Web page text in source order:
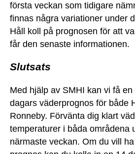
första veckan som tidigare
finnas några variationer under
Håll koll på prognosen för att
får den senaste informationen.
Slutsats
Med hjälp av SMHI kan vi få
dagars väderprognos för både
Ronneby. Förvänta dig klart
temperaturer i båda områdena
närmaste veckan. Om du vill